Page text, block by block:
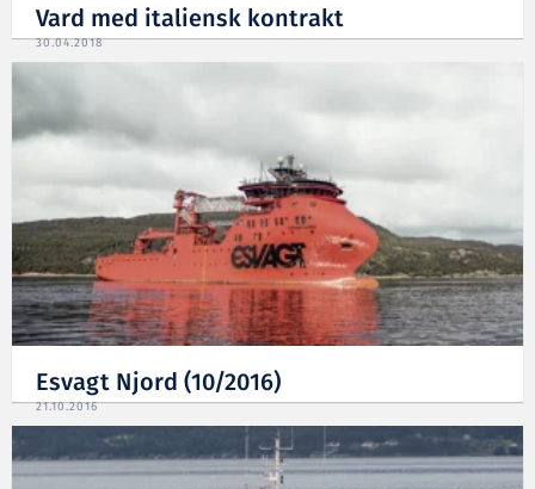
Vard med italiensk kontrakt
30.04.2018
Esvagt Njord (10/2016)
21.10.2016